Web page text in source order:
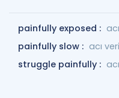
painfully exposed :
painfully slow : acı
struggle painfully :